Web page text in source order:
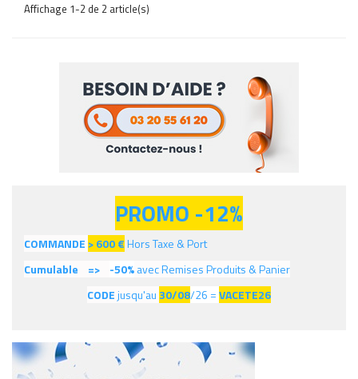
Affichage 1-2 de 2 article(s)
PROMO -12%
COMMANDE > 600€Hors Taxe & Port
Cumulable => -50%avec Remises Produits & Panier
CODEjusqu'au 30/08/26 =VACETE26